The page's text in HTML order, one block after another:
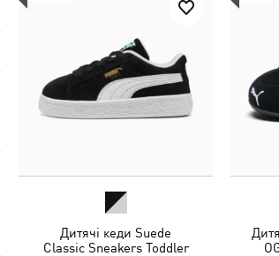
Дитячі кеди Suede
Classic Sneakers Toddler